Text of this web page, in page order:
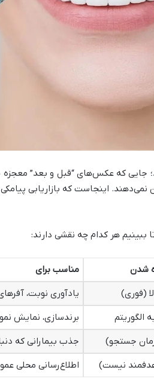
جایی که عکس‌های “قبل و بعد”
هر کدام چه نقشی دارند:
شدن
مناسب برای
(فوری)
یادآوری نوبت،
الگوریتم
برندسازی، نمایش
زمان جستجو)
جذب بیمارانی که
نیست) اطلاع‌رسانی محلی